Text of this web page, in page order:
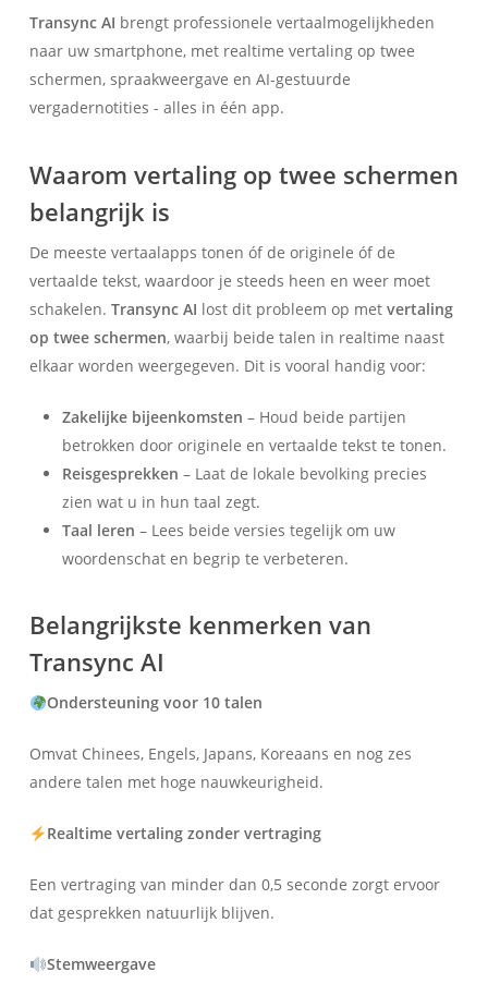
Transync AI brengt professionele vertaalmogelijkheden
naar uw smartphone, met realtime vertaling op twee
schermen, spraakweergave en AI-gestuurde
vergadernotities - alles in één app.
Waarom vertaling op twee schermen
belangrijk is
De meeste vertaalapps tonen óf de originele óf de
vertaalde tekst, waardoor je steeds heen en weer moet
schakelen. Transync AI lost dit probleem op met vertaling
op twee schermen, waarbij beide talen in realtime naast
elkaar worden weergegeven. Dit is vooral handig voor:
Zakelijke bijeenkomsten – Houd beide partijen
betrokken door originele en vertaalde tekst te tonen.
Reisgesprekken – Laat de lokale bevolking precies
zien wat u in hun taal zegt.
Taal leren – Lees beide versies tegelijk om uw
woordenschat en begrip te verbeteren.
Belangrijkste kenmerken van
Transync AI
Ondersteuning voor 10 talen
Omvat Chinees, Engels, Japans, Koreaans en nog zes
andere talen met hoge nauwkeurigheid.
Realtime vertaling zonder vertraging
Een vertraging van minder dan 0,5 seconde zorgt ervoor
dat gesprekken natuurlijk blijven.
Stemweergave